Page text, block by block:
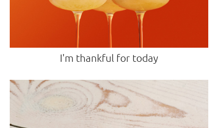
I'm thankful for today